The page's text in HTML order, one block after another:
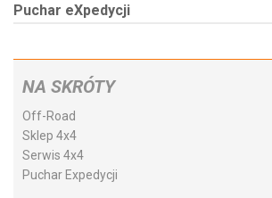
Puchar eXpedycji
NA SKRÓTY
Off-Road
Sklep 4x4
Serwis 4x4
Puchar Expedycji